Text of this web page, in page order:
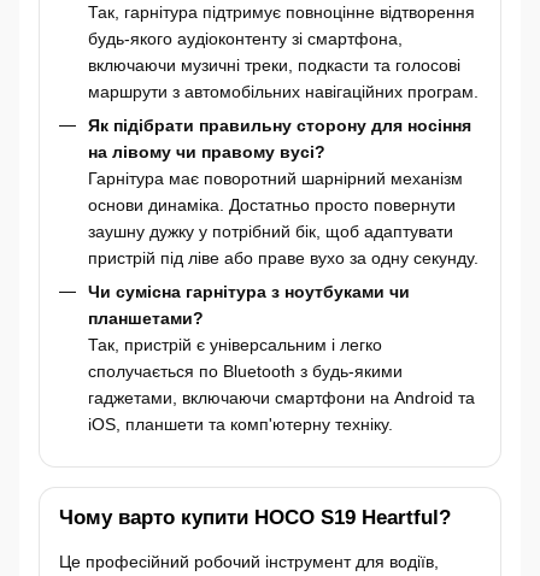
Так, гарнітура підтримує повноцінне відтворення
будь-якого аудіоконтенту зі смартфона,
включаючи музичні треки, подкасти та голосові
маршрути з автомобільних навігаційних програм.
Як підібрати правильну сторону для носіння
на лівому чи правому вусі?
Гарнітура має поворотний шарнірний механізм
основи динаміка. Достатньо просто повернути
заушну дужку у потрібний бік, щоб адаптувати
пристрій під ліве або праве вухо за одну секунду.
Чи сумісна гарнітура з ноутбуками чи
планшетами?
Так, пристрій є універсальним і легко
сполучається по Bluetooth з будь-якими
гаджетами, включаючи смартфони на Android та
iOS, планшети та комп'ютерну техніку.
Чому варто купити HOCO S19 Heartful?
Це професійний робочий інструмент для водіїв,